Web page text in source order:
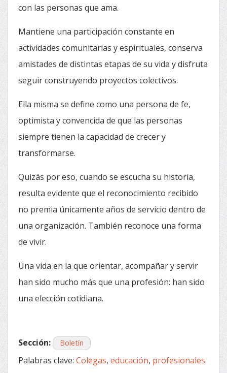
con las personas que ama.
Mantiene una participación constante en
actividades comunitarias y espirituales, conserva
amistades de distintas etapas de su vida y disfruta
seguir construyendo proyectos colectivos.
Ella misma se define como una persona de fe,
optimista y convencida de que las personas
siempre tienen la capacidad de crecer y
transformarse.
Quizás por eso, cuando se escucha su historia,
resulta evidente que el reconocimiento recibido
no premia únicamente años de servicio dentro de
una organización. También reconoce una forma
de vivir.
Una vida en la que orientar, acompañar y servir
han sido mucho más que una profesión: han sido
una elección cotidiana.
Sección: Boletín
Palabras clave: Colegas, educación, profesionales